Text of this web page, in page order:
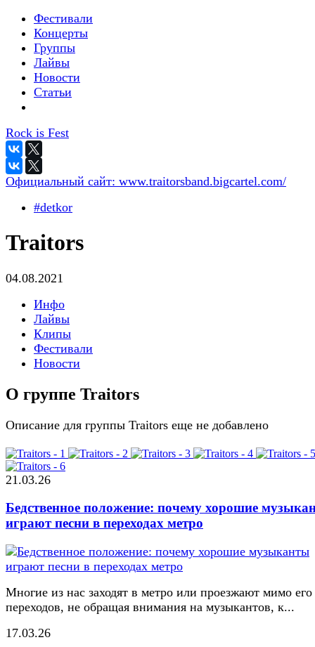
Фестивали
Концерты
Группы
Лайвы
Новости
Статьи
Rock is Fest
Официальный сайт: www.traitorsband.bigcartel.com/
#detkor
Traitors
04.08.2021
Инфо
Лайвы
Клипы
Фестивали
Новости
О группе Traitors
Описание для группы Traitors еще не добавлено
21.03.26
Бедственное положение: почему хорошие
играют песни в переходах метро
Многие из нас заходят в метро или проезжают мимо его
переходов, не обращая внимания на музыкантов, к...
17.03.26